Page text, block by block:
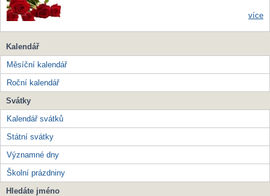
více
Kalendář
Měsíční kalendář
Roční kalendář
Svátky
Kalendář svátků
Státní svátky
Významné dny
Školní prázdniny
Hledáte jméno